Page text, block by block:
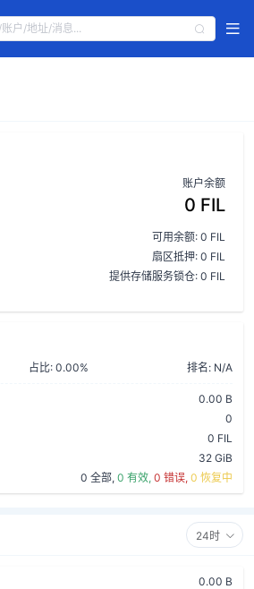
账户余额
0 FIL
可用余额: 0 FIL
扇区抵押: 0 FIL
提供存储服务锁仓: 0 FIL
占比: 0.00% 排名: N/A
0.00 B
0
0 FIL
32 GiB
0 全部, 0 有效, 0 错误, 0 恢复中
24时
0.00 B